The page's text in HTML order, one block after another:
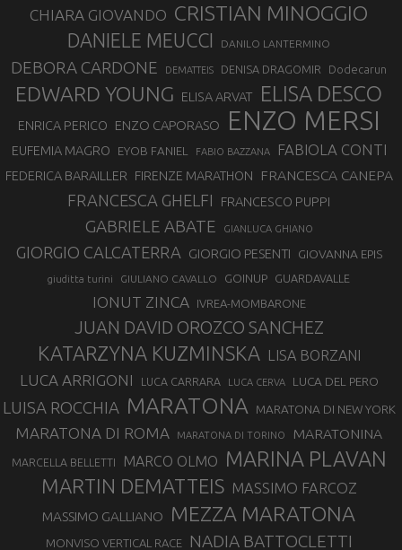
CHIARA GIOVANDO CRISTIAN MINOGGIO
DANIELE MEUCCI DANILO LANTERMINO
DEBORA CARDONE DEMATTEIS DENISA DRAGOMIR Dodecarun
EDWARD YOUNG ELISA ARVAT ELISA DESCO
ENRICA PERICO ENZO CAPORASO ENZO MERSI
EUFEMIA MAGRO EYOB FANIEL FABIO BAZZANA FABIOLA CONTI
FEDERICA BARAILLER FIRENZE MARATHON FRANCESCA CANEPA
FRANCESCA GHELFI FRANCESCO PUPPI
GABRIELE ABATE GIANLUCA GHIANO
GIORGIO CALCATERRA GIORGIO PESENTI GIOVANNA EPIS
giuditta turini GIULIANO CAVALLO GOINUP GUARDAVALLE
IONUT ZINCA IVREA-MOMBARONE
JUAN DAVID OROZCO SANCHEZ
KATARZYNA KUZMINSKA LISA BORZANI
LUCA ARRIGONI LUCA CARRARA LUCA CERVA LUCA DEL PERO
LUISA ROCCHIA MARATONA MARATONA DI NEW YORK
MARATONA DI ROMA MARATONA DI TORINO MARATONINA
MARCELLA BELLETTI MARCO OLMO MARINA PLAVAN
MARTIN DEMATTEIS MASSIMO FARCOZ
MASSIMO GALLIANO MEZZA MARATONA
MONVISO VERTICAL RACE NADIA BATTOCLETTI